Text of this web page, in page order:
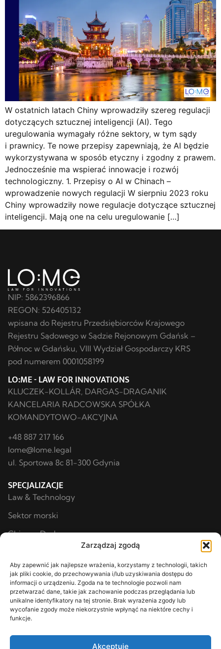
Zarządzaj zgodą
Aby zapewnić jak najlepsze wrażenia, korzystamy z technologii, takich
jak pliki cookie, do przechowywania i/lub uzyskiwania dostępu do
informacji o urządzeniu. Zgoda na te technologie pozwoli nam
przetwarzać dane, takie jak zachowanie podczas przeglądania lub
unikalne identyfikatory na tej stronie. Brak wyrażenia zgody lub
wycofanie zgody może niekorzystnie wpłynąć na niektóre cechy i
funkcje.
Akceptuję
W ostatnich latach Chiny wprowadziły szereg regulacji
dotyczących sztucznej inteligencji (AI). Tego
uregulowania wymagały różne sektory, w tym sądy
i prawnicy. Te nowe przepisy zapewniają, że AI będzie
wykorzystywana w sposób etyczny i zgodny z prawem.
Jednocześnie ma wspierać innowacje i rozwój
technologiczny. 1. Przepisy o AI w Chinach –
wprowadzenie nowych regulacji W sierpniu 2023 roku
Chiny wprowadziły nowe regulacje dotyczące sztucznej
inteligencji. Mają one na celu uregulowanie […]
NIP: 5862396866
REGON: 526405132
wpisana do Rejestru Przedsiębiorców Krajowego
Rejestru Sądowego w Sądzie Rejonowym Gdańsk –
Północ w Gdańsku, VIII Wydział Gospodarczy KRS
pod numerem 0001058199
LO:ME - LAW FOR INNOVATIONS
KLUCZEK-KOLLÁR, DARGAS-DRAGANIK
KANCELARIA RADCOWSKA SPÓŁKA
KOMANDYTOWO-AKCYJNA
+48 887 217 166
lome@lome.legal
ul. Sportowa 8c 81-300 Gdynia
SPECJALIZACJE
Law & Technology
Sektor morski
Chinese Desk
Inwestycje i Przemysł
Ochrona zdrowia
Inne
KANCELARIA